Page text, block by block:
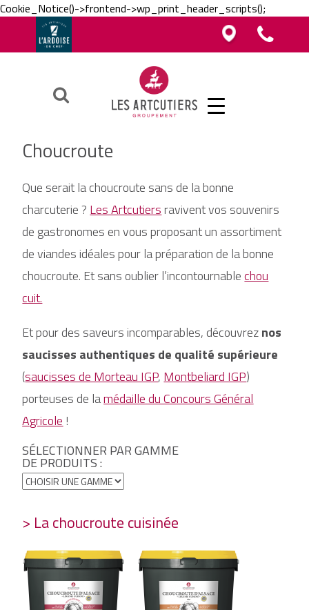
Cookie_Notice()->frontend->wp_print_header_scripts();
Choucroute
Que serait la choucroute sans de la bonne
charcuterie ? Les Artcutiersravivent vos souvenirs
de gastronomes en vous proposant un assortiment
de viandes idéales pour la préparation de la bonne
choucroute. Et sans oublier l’incontournablechou
cuit.
Et pour des saveurs incomparables, découvreznos
saucisses authentiques de qualité supérieure
(saucisses de Morteau IGP, Montbeliard IGP)
porteuses de lamédaille du Concours Général
Agricole !
SÉLECTIONNER PAR GAMME
DE PRODUITS :
> La choucroute cuisinée